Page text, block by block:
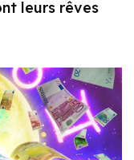
leurs rêves